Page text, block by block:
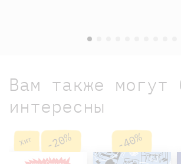
Вам также могут
интересны
Хит -20% -40%